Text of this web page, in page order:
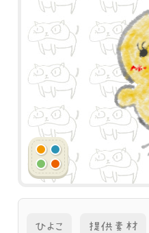
ひよこ 提供素材